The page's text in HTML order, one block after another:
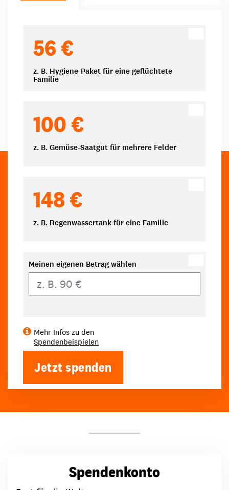
56 €
z. B. Hygiene-Paket für eine geflüchtete
Familie
100 €
z. B. Gemüse-Saatgut für mehrere Felder
148 €
z. B. Regenwassertank für eine Familie
Meinen eigenen Betrag wählen
Mehr Infos zu den
Spendenbeispielen
Jetzt spenden
Spendenkonto